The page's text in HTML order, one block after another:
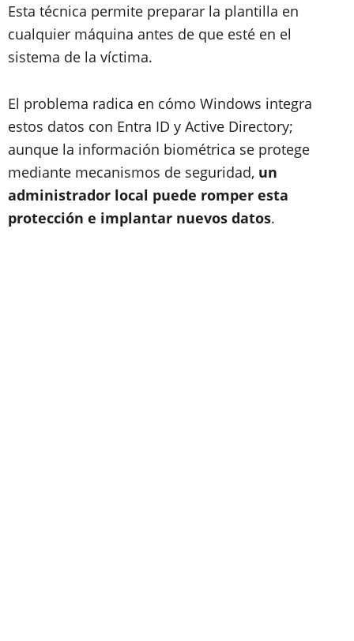
Esta técnica permite preparar la plantilla en
cualquier máquina antes de que esté en el
sistema de la víctima.
El problema radica en cómo Windows integra
estos datos con Entra ID y Active Directory;
aunque la información biométrica se protege
mediante mecanismos de seguridad, un
administrador local puede romper esta
protección e implantar nuevos datos.